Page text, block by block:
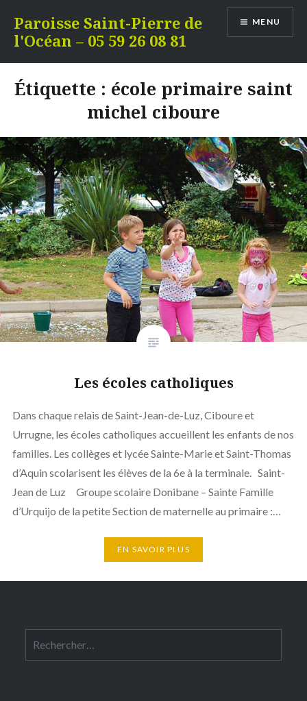
contenu
Paroisse Saint-Pierre de
l'Océan – 05 59 26 08 81
MENU
Étiquette : école primaire saint
michel ciboure
Les écoles catholiques
Dans chaque relais de Saint-Jean-de-Luz, Ciboure et
Urrugne, les écoles catholiques accueillent les enfants de nos
familles. Les collèges et lycée Sainte-Marie et Saint-Thomas
d’Aquin scolarisent les élèves de la 6e à la terminale. Saint-
Jean de Luz Groupe scolaire Donibane – Sainte Famille
d’Urquijo de la petite Section de maternelle au primaire :…
EN SAVOIR PLUS